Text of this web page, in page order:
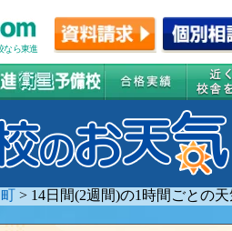
なら東進
> 14日間(2週間)の1時間ごとの天